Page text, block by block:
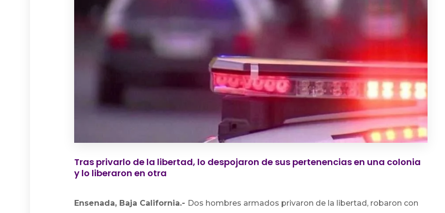
Tras privarlo de la libertad, lo despojaron de sus pertenencias en una colonia
y lo liberaron en otra
Ensenada, Baja California.- Dos hombres armados privaron de la libertad, robaron con